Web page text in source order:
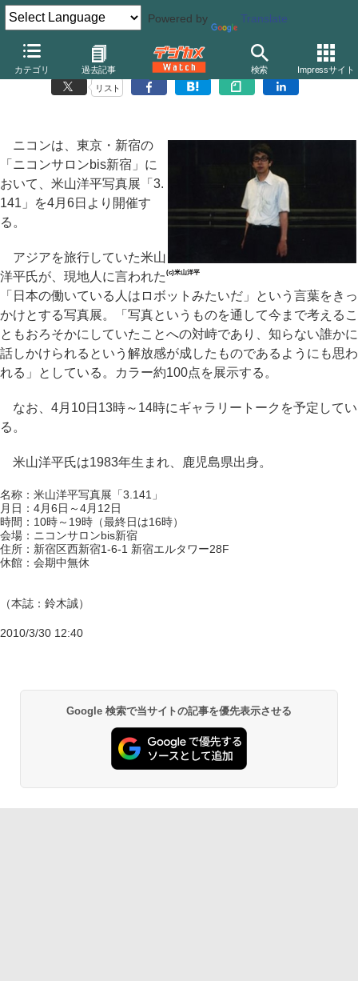
Powered by Translate
カテゴリ 過去記事 検索 Impressサイト
新宿ニコンサロン、米山洋平写真展「3.141」
リスト
(c)米山洋平
ニコンは、東京・新宿の
「ニコンサロンbis新宿」に
おいて、米山洋平写真展「3.
141」を4月6日より開催す
る。
アジアを旅行していた米山
洋平氏が、現地人に言われた
「日本の働いている人はロボットみたいだ」という言葉をきっ
かけとする写真展。「写真というものを通して今まで考えるこ
ともおろそかにしていたことへの対峙であり、知らない誰かに
話しかけられるという解放感が成したものであるようにも思わ
れる」としている。カラー約100点を展示する。
なお、4月10日13時～14時にギャラリートークを予定してい
る。
米山洋平氏は1983年生まれ、鹿児島県出身。
名称：米山洋平写真展「3.141」
月日：4月6日～4月12日
時間：10時～19時（最終日は16時）
会場：ニコンサロンbis新宿
住所：新宿区西新宿1-6-1 新宿エルタワー28F
休館：会期中無休
（本誌：鈴木誠）
2010/3/30 12:40
Google 検索で当サイトの記事を優先表示させる